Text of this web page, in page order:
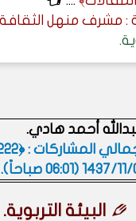
أحمد هادي.
المشاركات : ﴿222﴾.
11/01 (06:01 صباحاً)
.
البيئة التربوية.